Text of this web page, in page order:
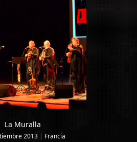
La Muralla
2013 | Francia